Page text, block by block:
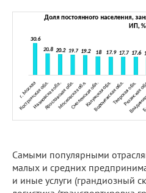
Самыми популярными
малых и средних
и иные услуги (грандиозный